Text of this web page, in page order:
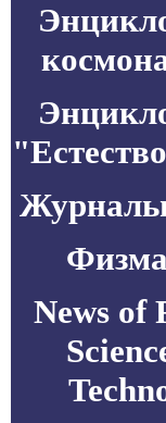
News of